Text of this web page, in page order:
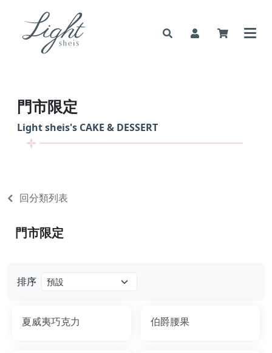
門市限定
Light sheis's CAKE & DESSERT
回分類列表
排序
夏威夷巧克力 伯爵腰果
門市限定